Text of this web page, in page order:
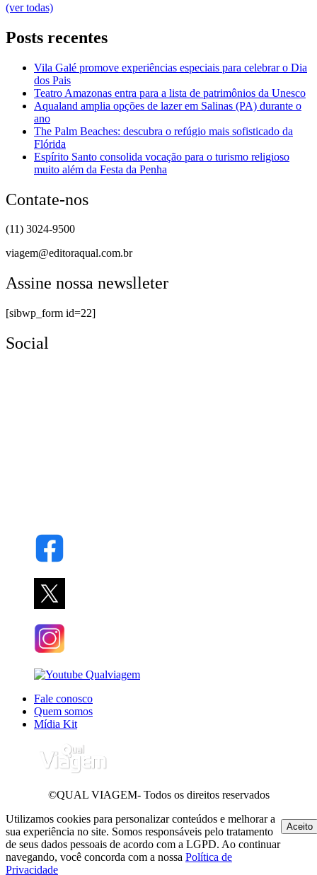
(ver todas)
Posts recentes
Vila Galé promove experiências especiais para celebrar o Dia
dos Pais
Teatro Amazonas entra para a lista de patrimônios da Unesco
Aqualand amplia opções de lazer em Salinas (PA) durante o
ano
The Palm Beaches: descubra o refúgio mais sofisticado da
Flórida
Espírito Santo consolida vocação para o turismo religioso
muito além da Festa da Penha
Contate-nos
(11) 3024-9500
viagem@editoraqual.com.br
Assine nossa newslleter
[sibwp_form id=22]
Social
Fale conosco
Quem somos
Mídia Kit
©QUAL VIAGEM- Todos os direitos reservados
Utilizamos cookies para personalizar conteúdos e melhorar a
sua experiência no site. Somos responsáveis pelo tratamento
de seus dados pessoais de acordo com a LGPD. Ao continuar
navegando, você concorda com a nossa Política de
Privacidade
Aceito